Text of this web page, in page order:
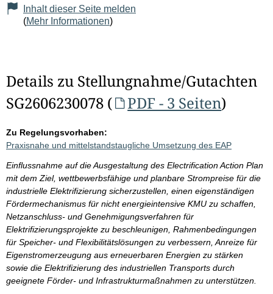
Inhalt dieser Seite melden
(Mehr Informationen)
Details zu Stellungnahme/Gutachten
SG2606230078 (
PDF - 3 Seiten)
Zu Regelungsvorhaben:
Praxisnahe und mittelstandstaugliche Umsetzung des EAP
Einflussnahme auf die Ausgestaltung des Electrification Action Plan
mit dem Ziel, wettbewerbsfähige und planbare Strompreise für die
industrielle Elektrifizierung sicherzustellen, einen eigenständigen
Fördermechanismus für nicht energieintensive KMU zu schaffen,
Netzanschluss- und Genehmigungsverfahren für
Elektrifizierungsprojekte zu beschleunigen, Rahmenbedingungen
für Speicher- und Flexibilitätslösungen zu verbessern, Anreize für
Eigenstromerzeugung aus erneuerbaren Energien zu stärken
sowie die Elektrifizierung des industriellen Transports durch
geeignete Förder- und Infrastrukturmaßnahmen zu unterstützen.